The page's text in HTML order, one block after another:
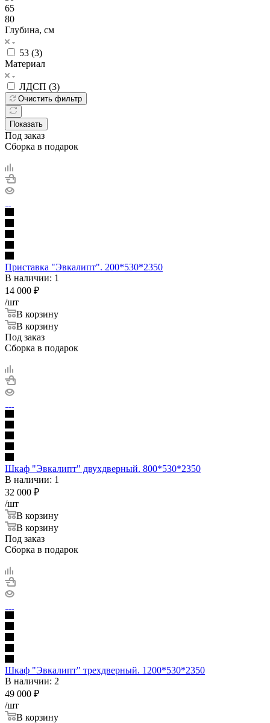
65
80
Глубина, см
53 (3)
Материал
ЛДСП (3)
Очистить фильтр
Показать
Под заказ
Сборка в подарок
Приставка "Эвкалипт". 200*530*2350
В наличии: 1
14 000 ₽
/шт
В корзину
В корзину
Под заказ
Сборка в подарок
Шкаф "Эвкалипт" двухдверный. 800*530*2350
В наличии: 1
32 000 ₽
/шт
В корзину
В корзину
Под заказ
Сборка в подарок
Шкаф "Эвкалипт" трехдверный. 1200*530*2350
В наличии: 2
49 000 ₽
/шт
В корзину